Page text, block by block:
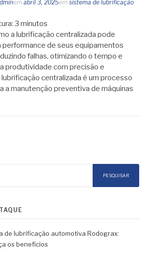
em abril 3, 2025em sistema de lubrificação
3 minutos
a lubrificação centralizada pode
performance de seus equipamentos
falhas, otimizando o tempo e
produtividade com precisão e
centralizada é um processo
a manutenção preventiva de máquinas
PESQUISAR
de lubrificação automotiva Rodograx:
os benefícios